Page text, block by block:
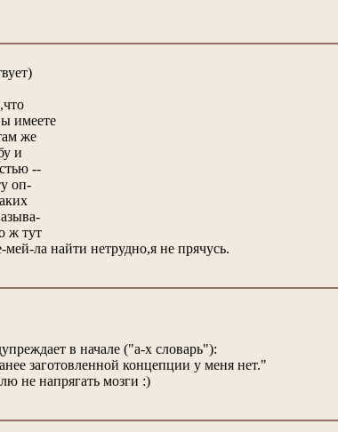
имеете
же
и
--
оп-
ж тут
мей-ла найти нетрудно,я не прячусь.
в начале ("а-х словарь"):
заготовленной концепции у меня нет."
не напрягать мозги :)